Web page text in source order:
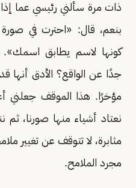
ذات مرة سألني رئيسي عما
بنعم، قال: «احترت في صورة
كونها لاسم يطابق
جدًا عن الواقع؟ الأدق أنها
مؤخرًا. هذا الموقف جعلني
نعتاد أشياء منها صورنا،
مثابرة، لا تتوقف عن تغيير
مجرد الملامح.